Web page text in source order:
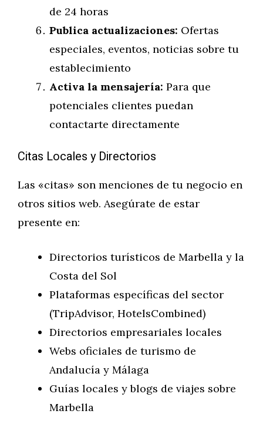
de 24 horas
Publica actualizaciones: Ofertas
especiales, eventos, noticias sobre tu
establecimiento
Activa la mensajería: Para que
potenciales clientes puedan
contactarte directamente
Citas Locales y Directorios
Las «citas» son menciones de tu negocio en
otros sitios web. Asegúrate de estar
presente en:
Directorios turísticos de Marbella y la
Costa del Sol
Plataformas específicas del sector
(TripAdvisor, HotelsCombined)
Directorios empresariales locales
Webs oficiales de turismo de
Andalucía y Málaga
Guías locales y blogs de viajes sobre
Marbella